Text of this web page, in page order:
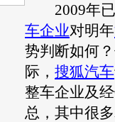
2009年已
车企业对明年
势判断如何
际， 搜狐汽车
整车企业及
总，其中很